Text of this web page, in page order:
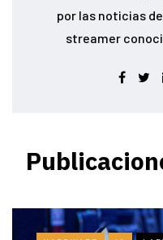
por las noticias
streamer